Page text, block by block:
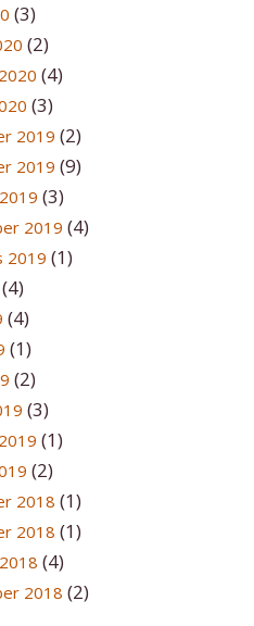
(3)
(2)
(4)
(3)
2019 (2)
2019 (9)
(3)
2019 (4)
2019 (1)
(4)
(4)
(1)
(2)
(3)
(1)
(2)
2018 (1)
2018 (1)
(4)
2018 (2)